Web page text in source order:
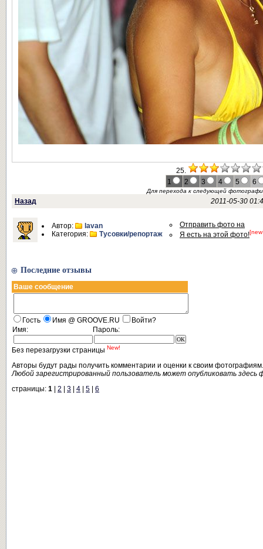
25.
1
2 3 4 5 6
Для перехода к следующей
Назад 2011-05-30
Автор:
lavan
Категория:
Тусовки/репортаж
Отправить фото на
Я есть на этой фото!
Последние отзывы
Ваше сообщение
Гость Имя @ GROOVE.RU
Войти?
Имя:
Пароль:
Без перезагрузки страницы New!
Авторы будут рады получить комментарии и оценки к своим
Любой зарегистрированный пользователь может опубликовать здесь
страницы: 1 2 3 4 5 6